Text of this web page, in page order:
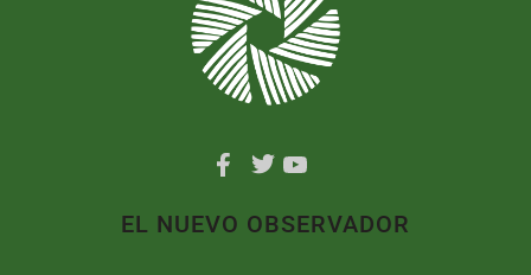
EL NUEVO OBSERVADOR